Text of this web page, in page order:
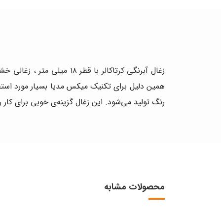
زغال آبرنگی
رنگ تولید می‌شود. این زغال گزینه‌ی خوبی برای
محصولات مشابه